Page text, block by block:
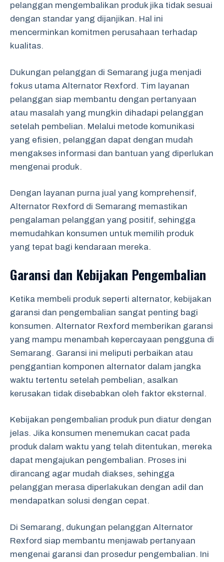
pelanggan mengembalikan produk jika tidak sesuai
dengan standar yang dijanjikan. Hal ini
mencerminkan komitmen perusahaan terhadap
kualitas.
Dukungan pelanggan di Semarang juga menjadi
fokus utama Alternator Rexford. Tim layanan
pelanggan siap membantu dengan pertanyaan
atau masalah yang mungkin dihadapi pelanggan
setelah pembelian. Melalui metode komunikasi
yang efisien, pelanggan dapat dengan mudah
mengakses informasi dan bantuan yang diperlukan
mengenai produk.
Dengan layanan purna jual yang komprehensif,
Alternator Rexford di Semarang memastikan
pengalaman pelanggan yang positif, sehingga
memudahkan konsumen untuk memilih produk
yang tepat bagi kendaraan mereka.
Garansi dan Kebijakan Pengembalian
Ketika membeli produk seperti alternator, kebijakan
garansi dan pengembalian sangat penting bagi
konsumen. Alternator Rexford memberikan garansi
yang mampu menambah kepercayaan pengguna di
Semarang. Garansi ini meliputi perbaikan atau
penggantian komponen alternator dalam jangka
waktu tertentu setelah pembelian, asalkan
kerusakan tidak disebabkan oleh faktor eksternal.
Kebijakan pengembalian produk pun diatur dengan
jelas. Jika konsumen menemukan cacat pada
produk dalam waktu yang telah ditentukan, mereka
dapat mengajukan pengembalian. Proses ini
dirancang agar mudah diakses, sehingga
pelanggan merasa diperlakukan dengan adil dan
mendapatkan solusi dengan cepat.
Di Semarang, dukungan pelanggan Alternator
Rexford siap membantu menjawab pertanyaan
mengenai garansi dan prosedur pengembalian. Ini